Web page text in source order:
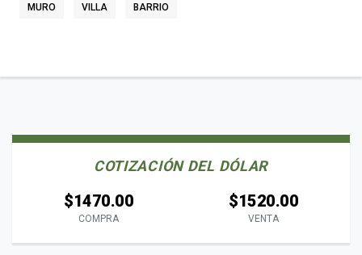
MURO VILLA BARRIO
COTIZACIÓN DEL DÓLAR
$1470.00
COMPRA
$1520.00
VENTA